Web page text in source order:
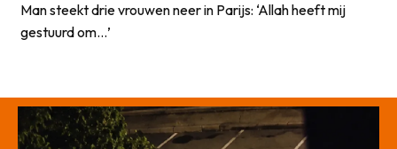
Man steekt drie vrouwen neer in Parijs: ‘Allah heeft mij
gestuurd om…’